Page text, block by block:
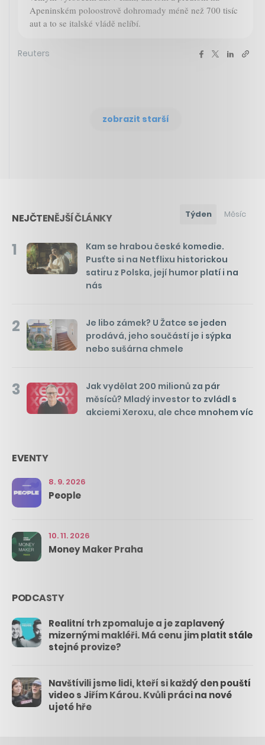
Apeninském poloostrově dohromady méně než 700 tisíc
aut a to se italské vládě nelíbí.
Reuters
zobrazit starší
NEJČTENĚJŠÍ ČLÁNKY Týden Měsíc
1
Kam se hrabou české komedie.
Pusťte si na Netflixu historickou
satiru z Polska, její humor platí i na
nás
2
Je libo zámek? U Žatce se jeden
prodává, jeho součástí je i sýpka
nebo sušárna chmele
3
Jak vydělat 200 milionů za pár
měsíců? Mladý investor to zvládl s
akciemi Xeroxu, ale chce mnohem víc
EVENTY
8. 9. 2026
People
10. 11. 2026
Money Maker Praha
PODCASTY
Realitní trh zpomaluje a je zaplavený
mizernými makléři. Má cenu jim platit stále
stejné provize?
Navštívili jsme lidi, kteří si každý den pouští
video s Jiřím Károu. Kvůli práci na nové
ujeté hře